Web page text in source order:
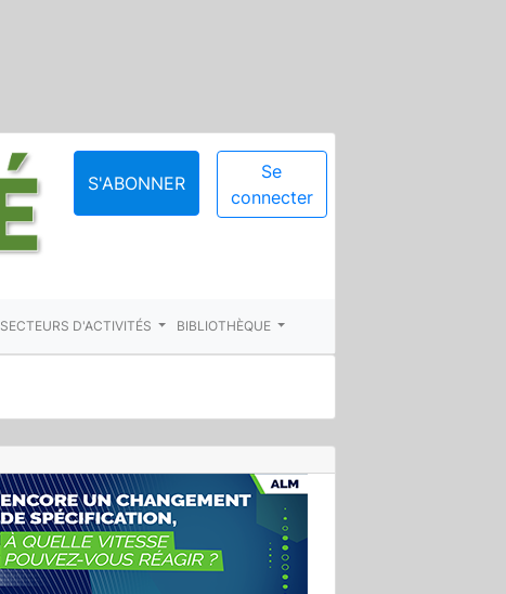
S'ABONNER
Se
connecter
SECTEURS D'ACTIVITÉS BIBLIOTHÈQUE